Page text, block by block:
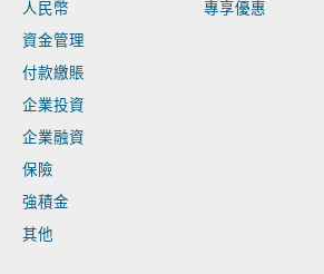
人民幣
資金管理
付款繳賬
企業投資
企業融資
保險
強積金
其他
專享優惠